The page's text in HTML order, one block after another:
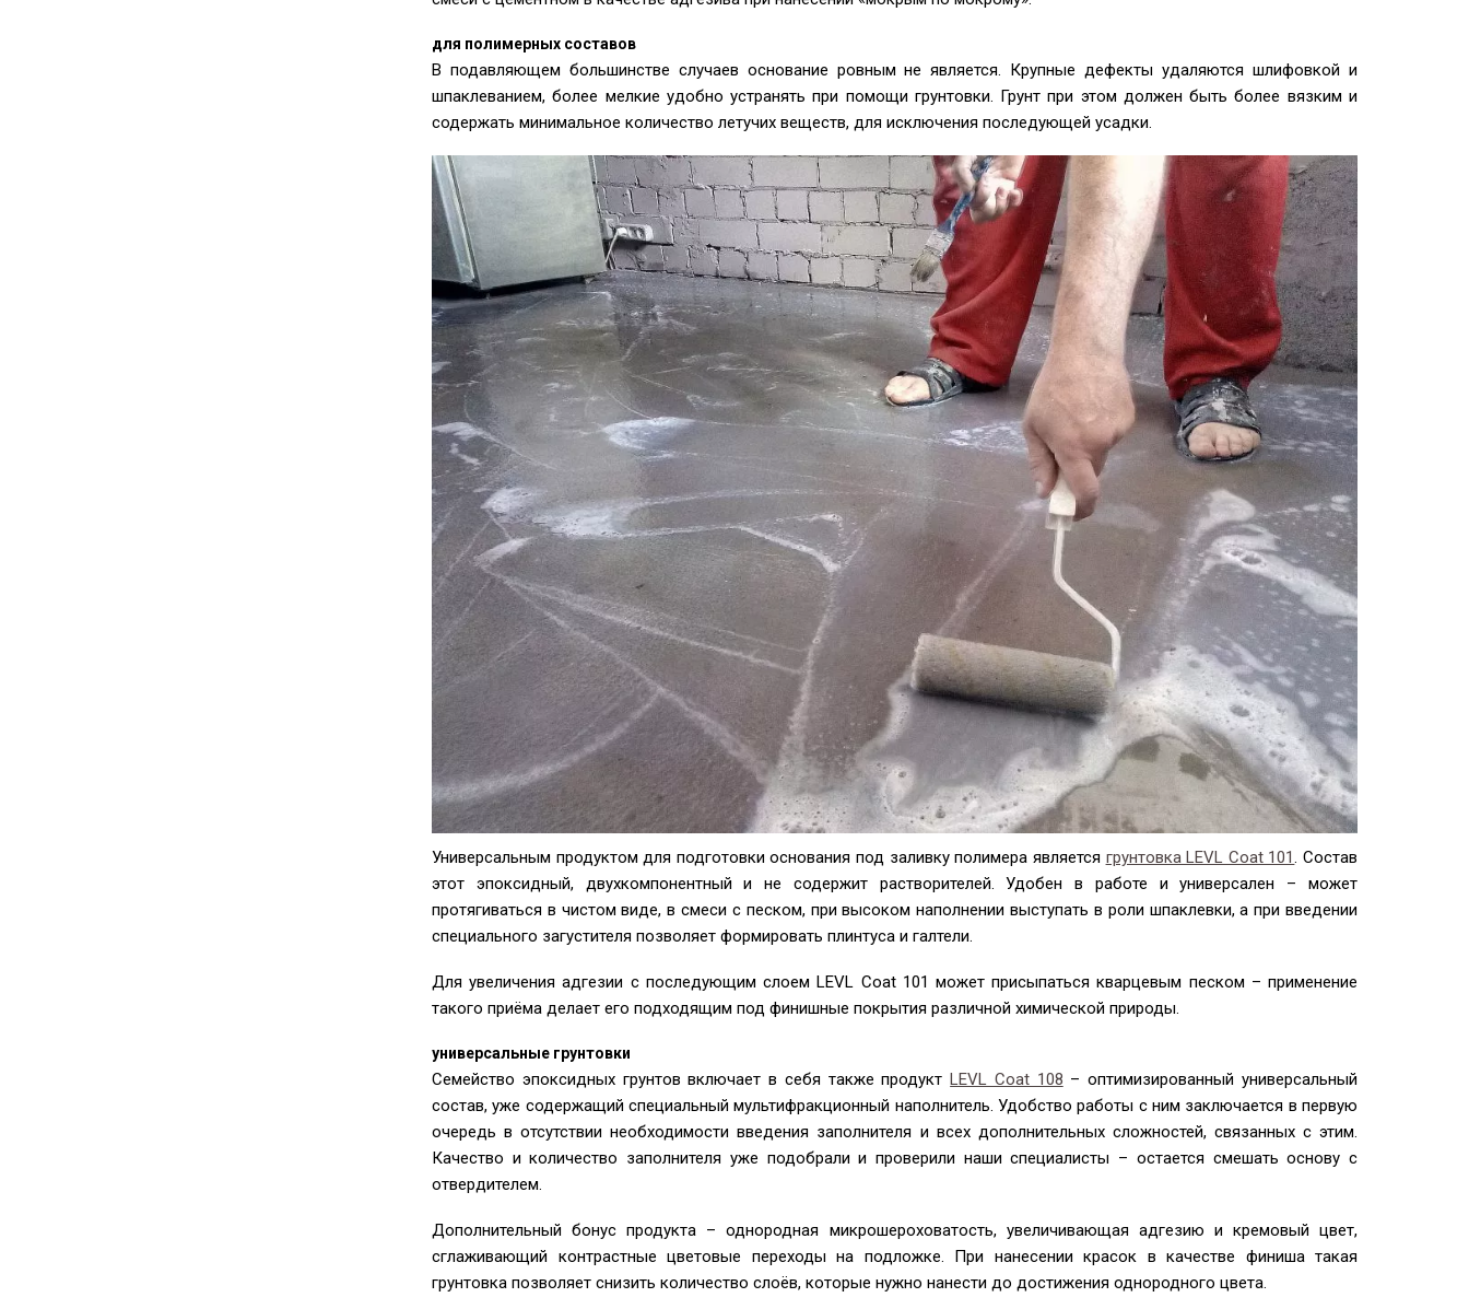
для полимерных составов
В подавляющем большинстве случаев основание ровным не является. Крупные дефекты удаляются шлифовкой и
шпаклеванием, более мелкие удобно устранять при помощи грунтовки. Грунт при этом должен быть более вязким и
содержать минимальное количество летучих веществ, для исключения последующей усадки.
Универсальным продуктом для подготовки основания под заливку полимера является грунтовка LEVL Coat 101
. Состав
этот эпоксидный, двухкомпонентный и не содержит растворителей. Удобен в работе и универсален – может
протягиваться в чистом виде, в смеси с песком, при высоком наполнении выступать в роли шпаклевки, а при введении
специального загустителя позволяет формировать плинтуса и галтели.
Для увеличения адгезии с последующим слоем LEVL Coat 101 может присыпаться кварцевым песком – применение
такого приёма делает его подходящим под финишные покрытия различной химической природы.
универсальные грунтовки
Семейство эпоксидных грунтов включает в себя также продуктLEVL Coat 108 – оптимизированный универсальный
состав, уже содержащий специальный мультифракционный наполнитель. Удобство работы с ним заключается в первую
очередь в отсутствии необходимости введения заполнителя и всех дополнительных сложностей, связанных с этим.
Качество и количество заполнителя уже подобрали и проверили наши специалисты – остается смешать основу с
отвердителем.
Дополнительный бонус продукта – однородная микрошероховатость, увеличивающая адгезию и кремовый цвет,
сглаживающий контрастные цветовые переходы на подложке. При нанесении красок в качестве финиша такая
грунтовка позволяет снизить количество слоёв, которые нужно нанести до достижения однородного цвета.